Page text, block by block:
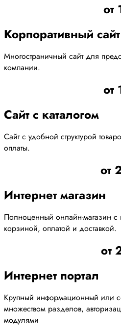
от
Корпоративный сайт
Многостраничный сайт для
компании.
от
Сайт с каталогом
Сайт с удобной структурой
оплаты.
от
Интернет магазин
Полноценный онлайн-магазин с
корзиной, оплатой и доставкой.
от
Интернет портал
Крупный информационный или
множеством разделов,
модулями